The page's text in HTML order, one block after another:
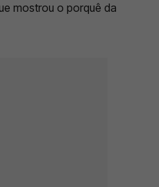
mostrou o porquê da